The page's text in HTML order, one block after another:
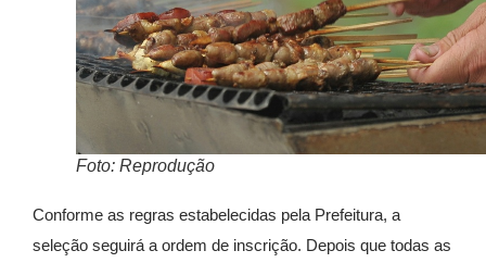
Foto: Reprodução
Conforme as regras estabelecidas pela Prefeitura, a
seleção seguirá a ordem de inscrição. Depois que todas as